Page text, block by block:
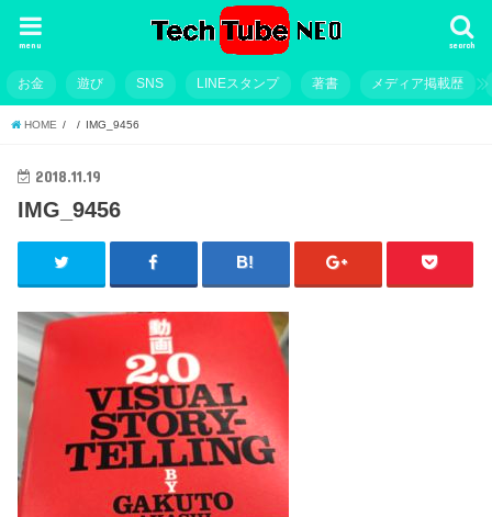
search
menu
お金 遊び SNS LINEスタンプ 著書 メディア掲載歴
HOME IMG_9456
2018.11.19
IMG_9456